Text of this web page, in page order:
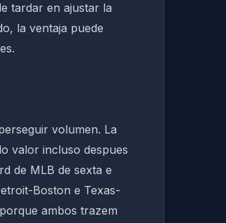
tardar en ajustar la
la ventaja puede
volumen. La
valor incluso despues
de MLB de sexta e
Boston e Texas-
ambos trazem